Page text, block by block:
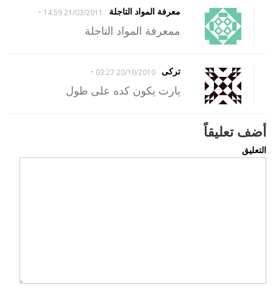
معرفة المواد التاجلة
21/03/2011 14:59
-
ممعرفة المواد التاجلة
تركى 20/10/2010 03:27
-
يارت يكون كده على طول
أضف تعليقاً
التعليق